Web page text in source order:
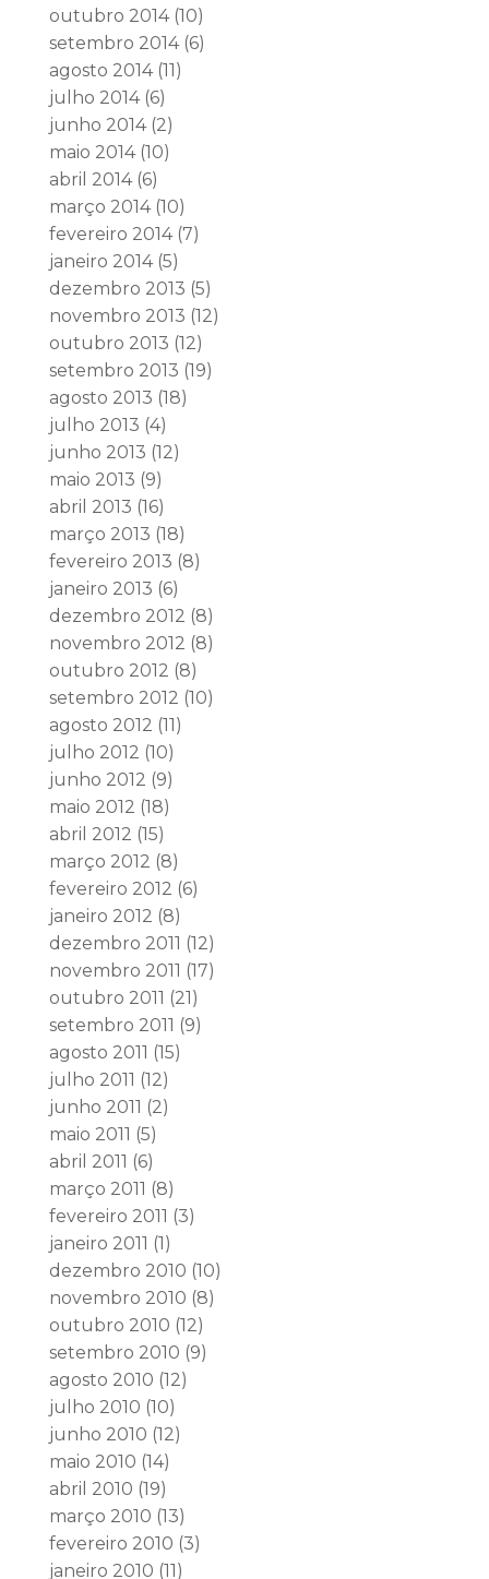
outubro 2014(10)
setembro 2014(6)
agosto 2014(11)
julho 2014(6)
junho 2014(2)
maio 2014(10)
abril 2014(6)
março 2014(10)
fevereiro 2014(7)
janeiro 2014(5)
dezembro 2013 (5)
novembro 2013 (12)
outubro 2013 (12)
setembro 2013 (19)
agosto 2013 (18)
julho 2013 (4)
junho 2013 (12)
maio 2013 (9)
abril 2013 (16)
março 2013 (18)
fevereiro 2013 (8)
janeiro 2013 (6)
dezembro 2012 (8)
novembro 2012 (8)
outubro 2012 (8)
setembro 2012 (10)
agosto 2012 (11)
julho 2012 (10)
junho 2012 (9)
maio 2012 (18)
abril 2012 (15)
março 2012 (8)
fevereiro 2012 (6)
janeiro 2012 (8)
dezembro 2011 (12)
novembro 2011 (17)
outubro 2011 (21)
setembro 2011 (9)
agosto 2011 (15)
julho 2011 (12)
junho 2011 (2)
maio 2011 (5)
abril 2011 (6)
março 2011 (8)
fevereiro 2011 (3)
janeiro 2011 (1)
dezembro 2010 (10)
novembro 2010 (8)
outubro 2010 (12)
setembro 2010 (9)
agosto 2010 (12)
julho 2010 (10)
junho 2010 (12)
maio 2010 (14)
abril 2010 (19)
março 2010 (13)
fevereiro 2010 (3)
janeiro 2010 (11)